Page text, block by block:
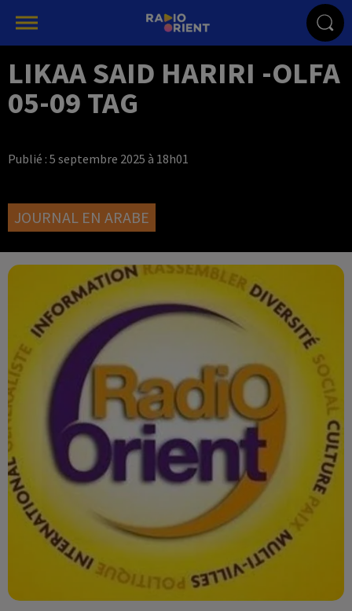
LIKAA SAID HARIRI -OLFA
05-09 TAG
Publié : 5 septembre 2025 à 18h01
JOURNAL EN ARABE